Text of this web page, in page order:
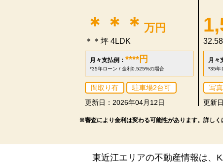
＊＊＊ 万円
＊＊坪 4LDK
月々支払例： **** 円
*35年ローン / 金利0.525%の場合
間取り有
駐車場2台可
更新日：2026年04月12日
月々
*35年
写
更新
※審査により金利は変わる可能性があります。 詳しく
東近江エリアの不動産情報は、